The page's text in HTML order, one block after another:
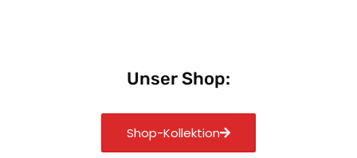
Unser Shop:
Shop-Kollektion